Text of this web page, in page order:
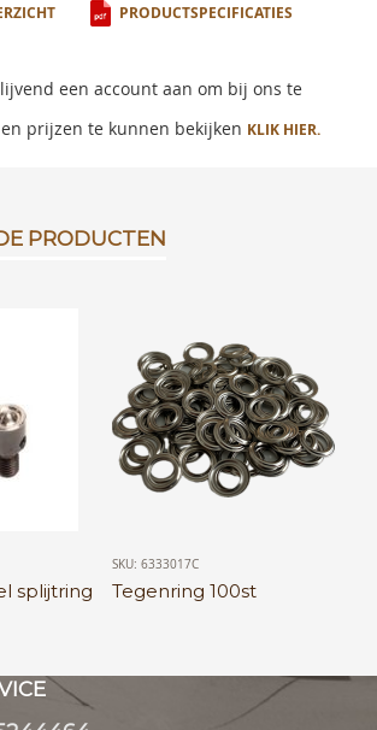
PRODUCTSPECIFICATIES
een account aan om bij ons te
prijzen te kunnen bekijken KLIK HIER.
PRODUCTEN
splijtring
SKU: 6333017C
Tegenring 100st